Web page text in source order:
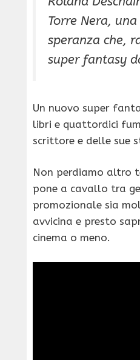
Torre Nera,
speranza che,
super fantasy
Un nuovo super
libri e quattordici
scrittore e delle sue
Non perdiamo altro
pone a cavallo tra
promozionale sia
avvicina e presto
cinema o meno.